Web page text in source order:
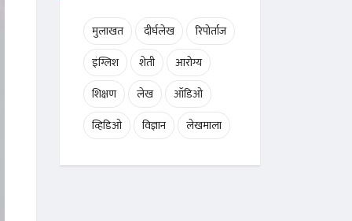
मुलाखत दीर्घलेख
रिपोर्ताज
इंग्लिश
शेती
आरोग्य
शिक्षण
लेख
ऑडिओ
व्हिडिओ
विज्ञान लेखमाला